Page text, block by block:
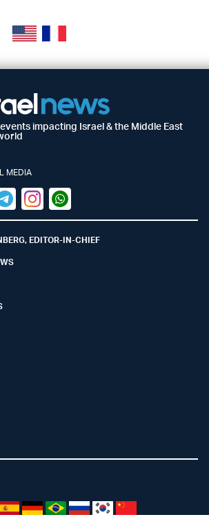
impacting Israel & the Middle East
MEDIA
(X)InstagramWhatsapp
EDITOR-IN-CHIEF